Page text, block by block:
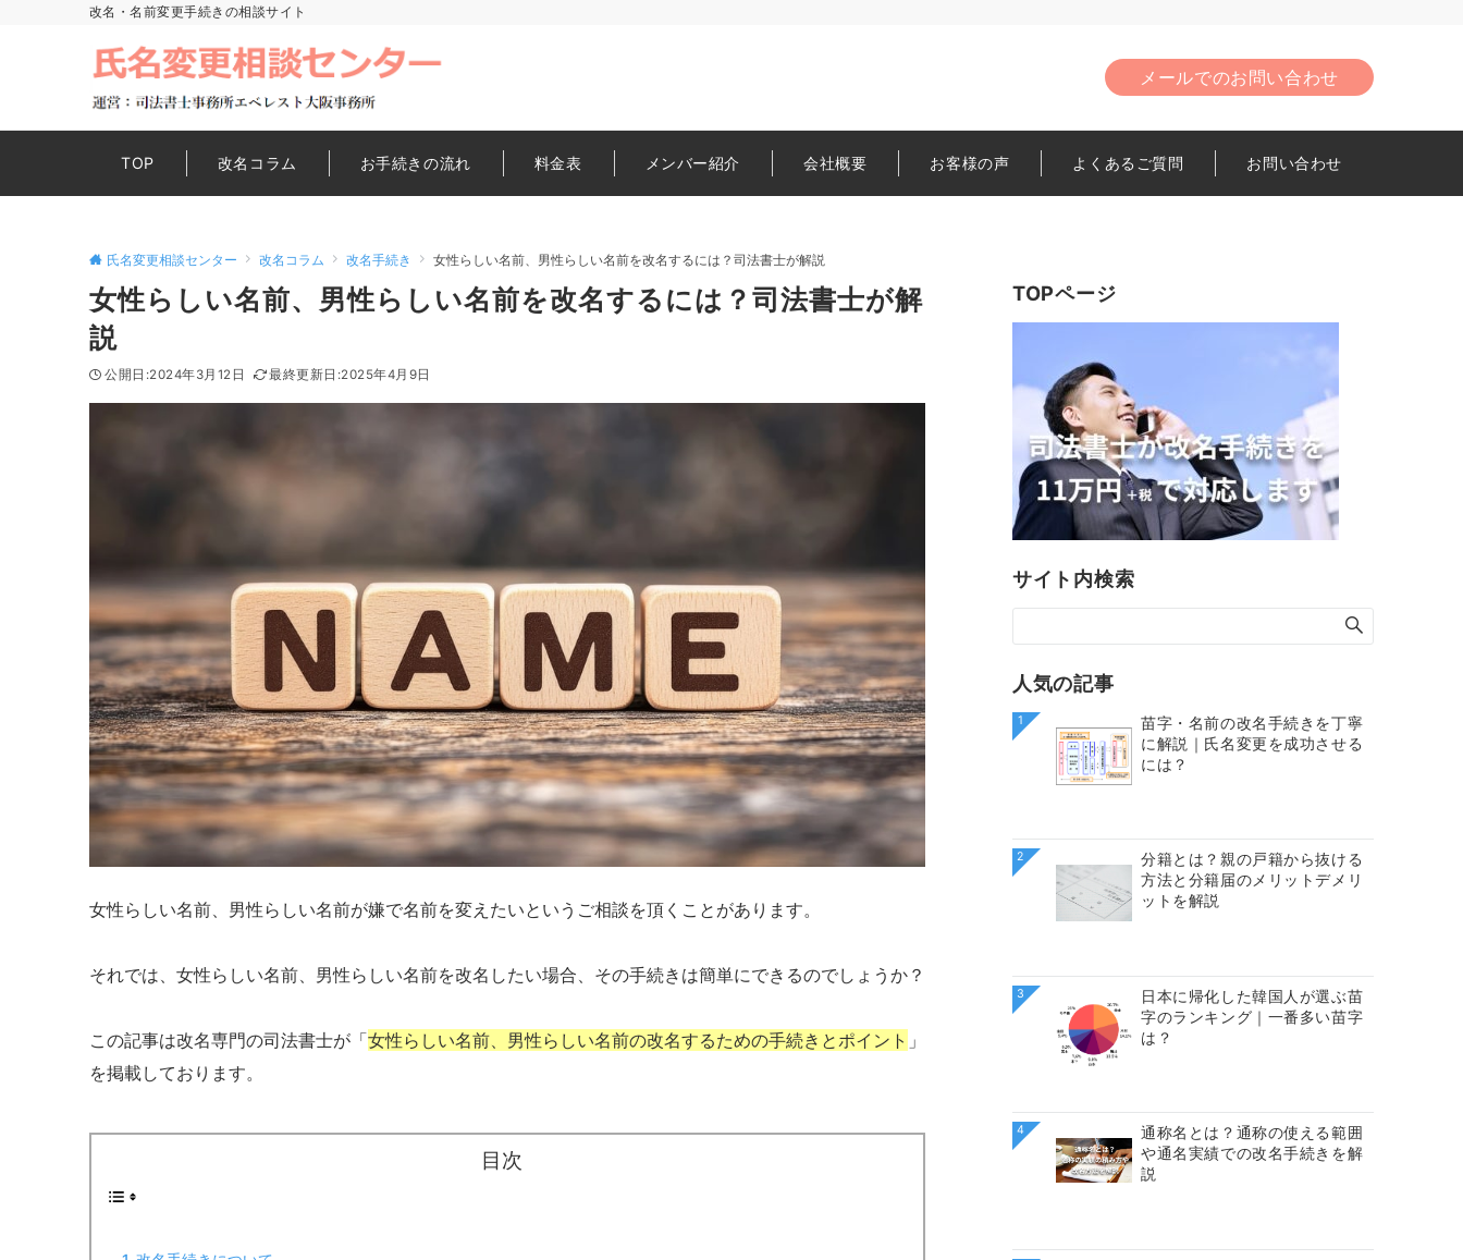
改名・名前変更手続きの相談サイト
メールでのお問い合わせ
TOP 改名コラム お手続きの流れ 料金表 メンバー紹介 会社概要 お客様の声 よくあるご質問 お問い合わせ
氏名変更相談センター 改名コラム 改名手続き 女性らしい名前、男性らしい名前を改名するには？司法書士が解説
女性らしい名前、男性らしい名前を改名するには？司法書士が解
説
2024年3月12日 2025年4月9日
女性らしい名前、男性らしい名前が嫌で名前を変えたいというご相談を頂くことがあります。
それでは、女性らしい名前、男性らしい名前を改名したい場合、その手続きは簡単にできるのでしょうか？
この記事は改名専門の司法書士が「女性らしい名前、男性らしい名前の改名するための手続きとポイント 」
を掲載しております。
目次
TOPページ
サイト内検索
人気の記事
1
苗字・名前の改名手続きを丁寧
に解説｜氏名変更を成功させる
には？
2
分籍とは？親の戸籍から抜ける
方法と分籍届のメリットデメリ
ットを解説
3
日本に帰化した韓国人が選ぶ苗
字のランキング｜一番多い苗字
は？
4
通称名とは？通称の使える範囲
や通名実績での改名手続きを解
説